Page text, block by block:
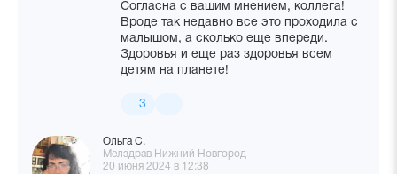
Согласна с вашим мнением, коллега!
Вроде так недавно все это проходила с
малышом, а сколько еще впереди.
Здоровья и еще раз здоровья всем
детям на планете!
3
Ольга С.
Мелздрав Нижний Новгород
20 июня 2024 в 12:38